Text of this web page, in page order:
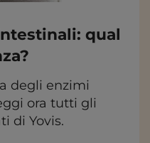
qual
degli enzimi
ora tutti gli
di Yovis.